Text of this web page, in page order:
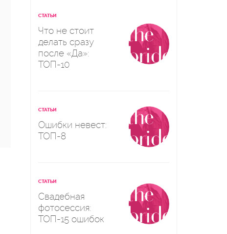
СТАТЬИ
Что не стоит
делать сразу
после «Да»:
ТОП-10
СТАТЬИ
Ошибки невест:
ТОП-8
СТАТЬИ
Свадебная
фотосессия:
ТОП-15 ошибок